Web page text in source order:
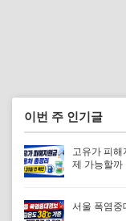
이번 주 인기글
고유가 피해
제 가능할까
서울 폭염중